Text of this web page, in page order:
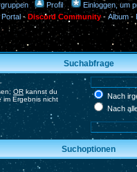
Profil Einloggen, um
Portal-Discord Community- Album-
Suchabfrage
OR kannst du
im Ergebnis nicht
Nach
Nach
Suchoptionen